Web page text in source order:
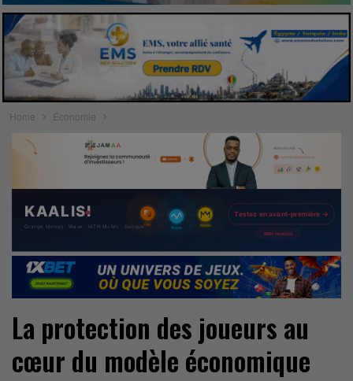
Home Économie
La protection des joueurs au
cœur du modèle économique